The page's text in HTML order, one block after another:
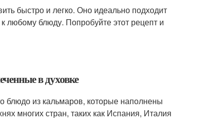
быстро и легко. Оно идеально подходит
любому блюду. Попробуйте этот рецепт и
в духовке
из кальмаров, которые наполнены
многих стран, таких как Испания, Италия